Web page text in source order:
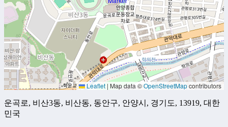
Leaflet | Map data ©OpenStreetMapcontributors
운곡로, 비산3동, 비산동, 동안구, 안양시, 경기도, 13919, 대한
민국